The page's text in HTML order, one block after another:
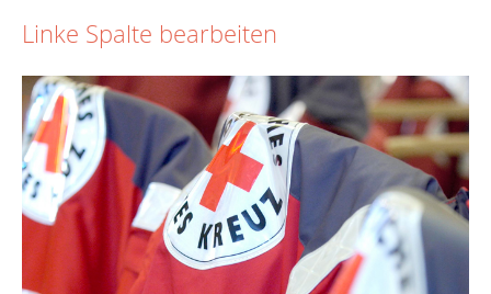
Linke Spalte bearbeiten